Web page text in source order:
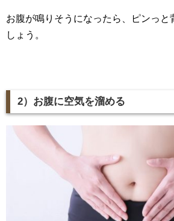
お腹が鳴りそうになったら、ピンっと
しょう。
2）お腹に空気を溜める